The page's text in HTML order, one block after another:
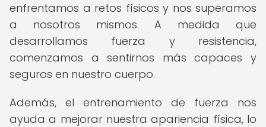
enfrentamos a retos físicos y nos superamos
a nosotros mismos. A medida que
desarrollamos fuerza y resistencia,
comenzamos a sentirnos más capaces y
seguros en nuestro cuerpo.
Además, el entrenamiento de fuerza nos
ayuda a mejorar nuestra apariencia física, lo